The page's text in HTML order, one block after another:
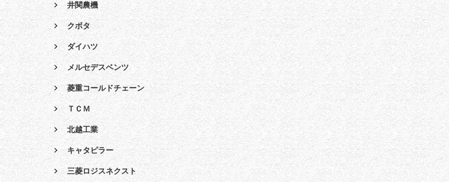
井関農機
クボタ
ダイハツ
メルセデスベンツ
菱重コールドチェーン
ＴＣＭ
北越工業
キャタピラー
三菱ロジスネクスト